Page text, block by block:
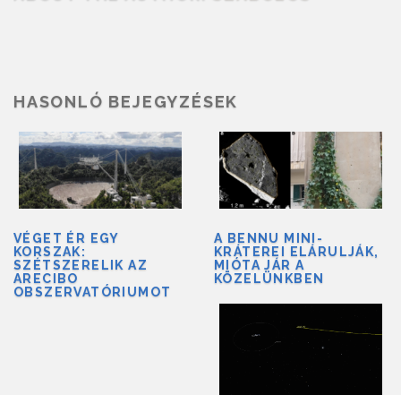
HASONLÓ BEJEGYZÉSEK
VÉGET ÉR EGY
KORSZAK:
SZÉTSZERELIK AZ
ARECIBO
OBSZERVATÓRIUMOT
A BENNU MINI-
KRÁTEREI ELÁRULJÁK,
MIÓTA JÁR A
KÖZELÜNKBEN